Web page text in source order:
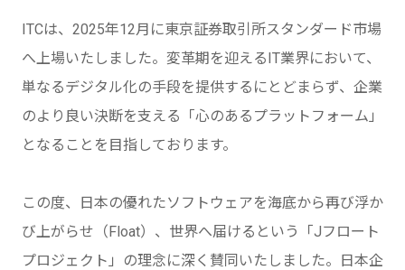
ITCは、2025年12月に東京証券取引所スタンダード市場
へ上場いたしました。変革期を迎えるIT業界において、
単なるデジタル化の手段を提供するにとどまらず、企業
のより良い決断を支える「心のあるプラットフォーム」
となることを目指しております。
この度、日本の優れたソフトウェアを海底から再び浮か
び上がらせ（Float）、世界へ届けるという「Jフロート
プロジェクト」の理念に深く賛同いたしました。日本企